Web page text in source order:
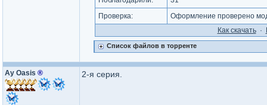
Проверка:
Оформление проверено
Как cкачать·
Список файлов в торренте
Ay Oasis ® 2-я серия.